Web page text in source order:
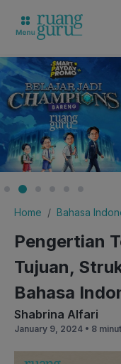
Home Bahasa
Pengertian
Tujuan,
Bahasa
Shabrina Alfari
January 9, 2024 • 8